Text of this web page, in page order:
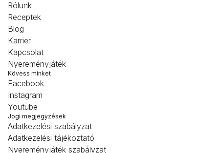
Rólunk
Receptek
Blog
Karrier
Kapcsolat
Nyereményjáték
Kövess minket
Facebook
Instagram
Youtube
Jogi megjegyzések
Adatkezelési szabályzat
Adatkezelési tájékoztató
Nyereményjáték szabályzat